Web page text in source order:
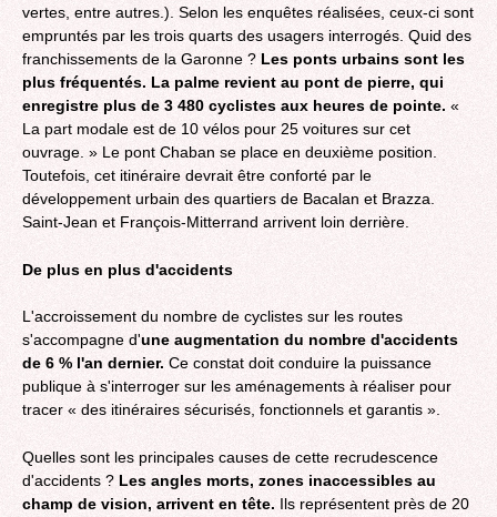
vertes, entre autres.). Selon les enquêtes réalisées, ceux-ci sont
empruntés par les trois quarts des usagers interrogés. Quid des
franchissements de la Garonne ? Les ponts urbains sont les
plus fréquentés. La palme revient au pont de pierre, qui
enregistre plus de 3 480 cyclistes aux heures de pointe. «
La part modale est de 10 vélos pour 25 voitures sur cet
ouvrage. » Le pont Chaban se place en deuxième position.
Toutefois, cet itinéraire devrait être conforté par le
développement urbain des quartiers de Bacalan et Brazza.
Saint-Jean et François-Mitterrand arrivent loin derrière.
De plus en plus d'accidents
L'accroissement du nombre de cyclistes sur les routes
s'accompagne d'une augmentation du nombre d'accidents
de 6 % l'an dernier. Ce constat doit conduire la puissance
publique à s'interroger sur les aménagements à réaliser pour
tracer « des itinéraires sécurisés, fonctionnels et garantis ».
Quelles sont les principales causes de cette recrudescence
d'accidents ? Les angles morts, zones inaccessibles au
champ de vision, arrivent en tête. Ils représentent près de 20